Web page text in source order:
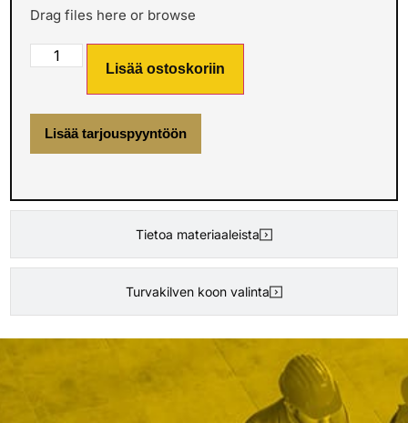
Tietoa materiaaleista
Turvakilven koon valinta
Drag files here or browse
Lisää ostoskoriin
Lisää tarjouspyyntöön